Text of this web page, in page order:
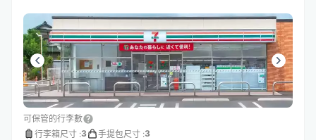
可保管的行李數
行李箱尺寸 :3 手提包尺寸 :3